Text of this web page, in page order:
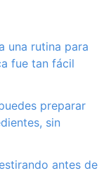
una rutina para
fue tan fácil
preparar
sin
antes de